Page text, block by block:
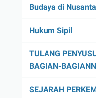
Budaya di
Hukum Sipil
TULANG
BAGIAN-
SEJARAH